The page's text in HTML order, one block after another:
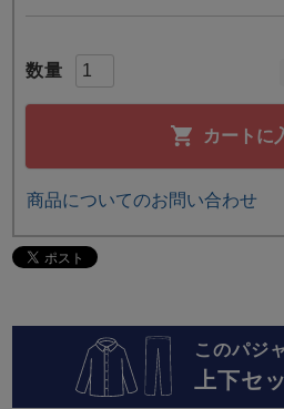
カートに
商品についてのお問い合わせ
このパジ
上下セ